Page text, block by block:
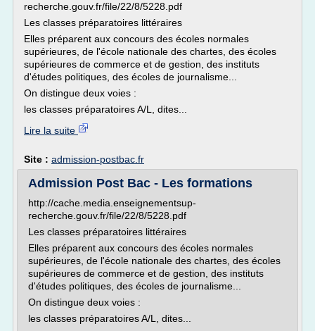
recherche.gouv.fr/file/22/8/5228.pdf
Les classes préparatoires littéraires
Elles préparent aux concours des écoles normales
supérieures, de l'école nationale des chartes, des écoles
supérieures de commerce et de gestion, des instituts
d'études politiques, des écoles de journalisme...
On distingue deux voies :
les classes préparatoires A/L, dites...
Lire la suite
Site : admission-postbac.fr
Admission Post Bac - Les formations
http://cache.media.enseignementsup-
recherche.gouv.fr/file/22/8/5228.pdf
Les classes préparatoires littéraires
Elles préparent aux concours des écoles normales
supérieures, de l'école nationale des chartes, des écoles
supérieures de commerce et de gestion, des instituts
d'études politiques, des écoles de journalisme...
On distingue deux voies :
les classes préparatoires A/L, dites...